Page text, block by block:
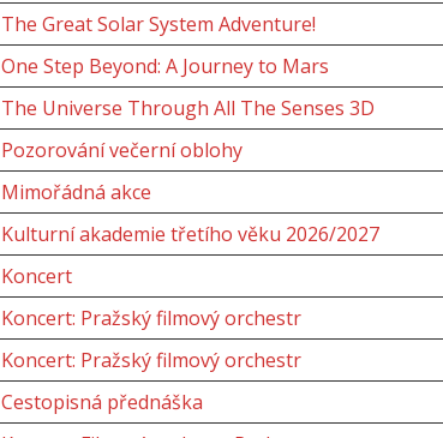
The Great Solar System Adventure!
One Step Beyond: A Journey to Mars
The Universe Through All The Senses 3D
Pozorování večerní oblohy
Mimořádná akce
Kulturní akademie třetího věku 2026/2027
Koncert
Koncert: Pražský filmový orchestr
Koncert: Pražský filmový orchestr
Cestopisná přednáška